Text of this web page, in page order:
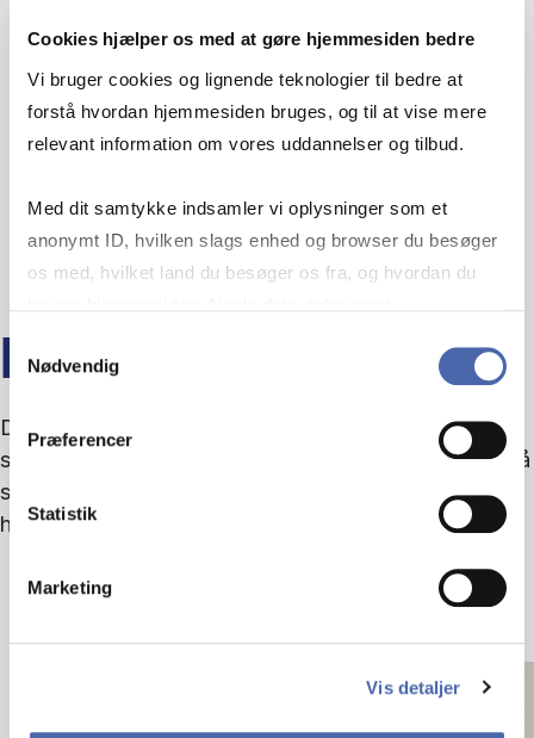
Cookies hjælper os med at gøre hjemmesiden bedre
Vi bruger cookies og lignende teknologier til bedre at
forstå hvordan hjemmesiden bruges, og til at vise mere
relevant information om vores uddannelser og tilbud.
Med dit samtykke indsamler vi oplysninger som et
anonymt ID, hvilken slags enhed og browser du besøger
os med, hvilket land du besøger os fra, og hvordan du
markedsføring. Du bestemmer selv - og kan altid trække
Samtykkevalg
Nødvendig
Præferencer
Statistik
Marketing
Vis detaljer
DIGITAL HANDLEKRAFT
Digitaliseringen accelererer - men retningen er
sjældent klar. Det digitale tema er for dig, der vil stå
stærkere i kompleksiteten og omsætte indsigt til
handlekraft.